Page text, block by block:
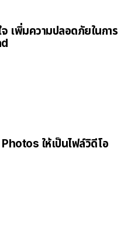
เพิ่มความปลอดภัยในการ
ให้เป็นไฟล์วิดีโอ